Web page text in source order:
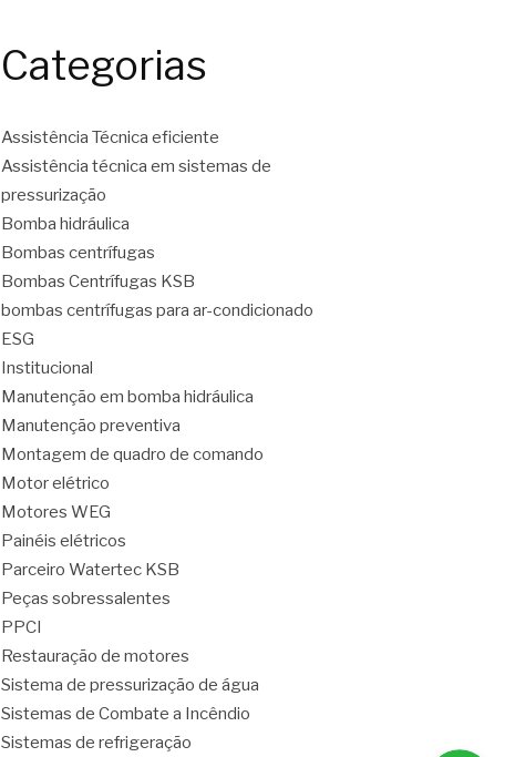
Categorias
Assistência Técnica eficiente
Assistência técnica em sistemas de
pressurização
Bomba hidráulica
Bombas centrífugas
Bombas Centrífugas KSB
bombas centrífugas para ar-condicionado
ESG
Institucional
Manutenção em bomba hidráulica
Manutenção preventiva
Montagem de quadro de comando
Motor elétrico
Motores WEG
Painéis elétricos
Parceiro Watertec KSB
Peças sobressalentes
PPCI
Restauração de motores
Sistema de pressurização de água
Sistemas de Combate a Incêndio
Sistemas de refrigeração